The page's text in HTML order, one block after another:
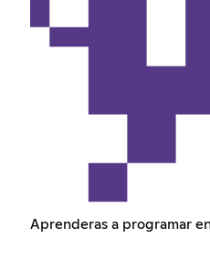
Aprenderas a programar